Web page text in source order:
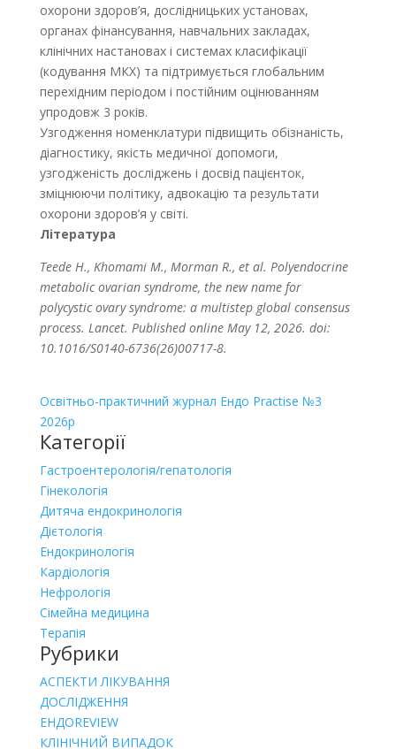
охорони здоров’я, дослідницьких установах,
органах фінансування, навчальних закладах,
клінічних настановах і системах класифікації
(кодування МКХ) та підтримується глобальним
перехідним періодом і постійним оцінюванням
упродовж 3 років.
Узгодження номенклатури підвищить обізнаність,
діагностику, якість медичної допомоги,
узгодженість досліджень і досвід пацієнток,
зміцнюючи політику, адвокацію та результати
охорони здоров’я у світі.
Література
Teede H., Khomami M., Morman R., et al. Polyendocrine
metabolic ovarian syndrome, the new name for
polycystic ovary syndrome: a multistep global consensus
process. Lancet. Published online May 12, 2026. doi:
10.1016/S0140-6736(26)00717-8.
Освітньо-практичний журнал Ендо Practise №3
2026р
Категорії
Гастроентерологія/гепатологія
Гінекологія
Дитяча ендокринологія
Дієтологія
Ендокринологія
Кардіологія
Нефрологія
Сімейна медицина
Терапія
Рубрики
АСПЕКТИ ЛІКУВАННЯ
ДОСЛІДЖЕННЯ
ЕНДОREVIEW
КЛІНІЧНИЙ ВИПАДОК